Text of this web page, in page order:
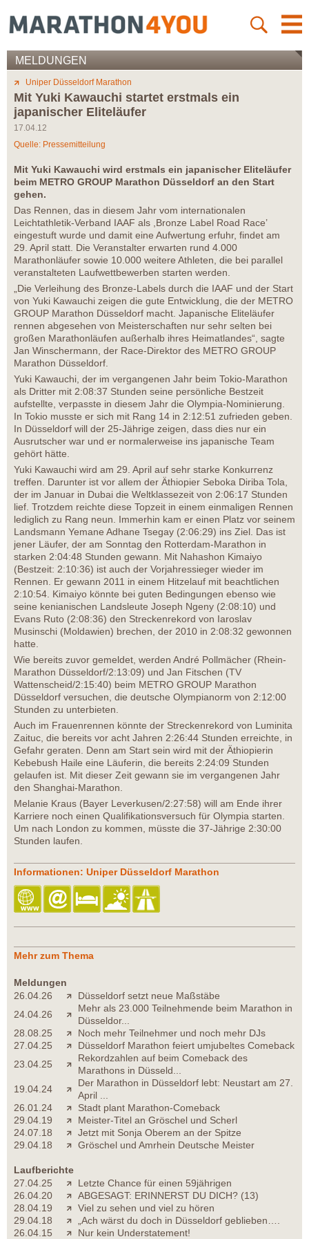
MELDUNGEN
Uniper Düsseldorf Marathon
Mit Yuki Kawauchi startet erstmals ein
japanischer Eliteläufer
17.04.12
Quelle: Pressemitteilung
Mit Yuki Kawauchi wird erstmals ein japanischer Eliteläufer
beim METRO GROUP Marathon Düsseldorf an den Start
gehen.
Das Rennen, das in diesem Jahr vom internationalen
Leichtathletik-Verband IAAF als ,Bronze Label Road Race’
eingestuft wurde und damit eine Aufwertung erfuhr, findet am
29. April statt. Die Veranstalter erwarten rund 4.000
Marathonläufer sowie 10.000 weitere Athleten, die bei parallel
veranstalteten Laufwettbewerben starten werden.
„Die Verleihung des Bronze-Labels durch die IAAF und der Start
von Yuki Kawauchi zeigen die gute Entwicklung, die der METRO
GROUP Marathon Düsseldorf macht. Japanische Eliteläufer
rennen abgesehen von Meisterschaften nur sehr selten bei
großen Marathonläufen außerhalb ihres Heimatlandes“, sagte
Jan Winschermann, der Race-Direktor des METRO GROUP
Marathon Düsseldorf.
Yuki Kawauchi, der im vergangenen Jahr beim Tokio-Marathon
als Dritter mit 2:08:37 Stunden seine persönliche Bestzeit
aufstellte, verpasste in diesem Jahr die Olympia-Nominierung.
In Tokio musste er sich mit Rang 14 in 2:12:51 zufrieden geben.
In Düsseldorf will der 25-Jährige zeigen, dass dies nur ein
Ausrutscher war und er normalerweise ins japanische Team
gehört hätte.
Yuki Kawauchi wird am 29. April auf sehr starke Konkurrenz
treffen. Darunter ist vor allem der Äthiopier Seboka Diriba Tola,
der im Januar in Dubai die Weltklassezeit von 2:06:17 Stunden
lief. Trotzdem reichte diese Topzeit in einem einmaligen Rennen
lediglich zu Rang neun. Immerhin kam er einen Platz vor seinem
Landsmann Yemane Adhane Tsegay (2:06:29) ins Ziel. Das ist
jener Läufer, der am Sonntag den Rotterdam-Marathon in
starken 2:04:48 Stunden gewann. Mit Nahashon Kimaiyo
(Bestzeit: 2:10:36) ist auch der Vorjahressieger wieder im
Rennen. Er gewann 2011 in einem Hitzelauf mit beachtlichen
2:10:54. Kimaiyo könnte bei guten Bedingungen ebenso wie
seine kenianischen Landsleute Joseph Ngeny (2:08:10) und
Evans Ruto (2:08:36) den Streckenrekord von Iaroslav
Musinschi (Moldawien) brechen, der 2010 in 2:08:32 gewonnen
hatte.
Wie bereits zuvor gemeldet, werden André Pollmächer (Rhein-
Marathon Düsseldorf/2:13:09) und Jan Fitschen (TV
Wattenscheid/2:15:40) beim METRO GROUP Marathon
Düsseldorf versuchen, die deutsche Olympianorm von 2:12:00
Stunden zu unterbieten.
Auch im Frauenrennen könnte der Streckenrekord von Luminita
Zaituc, die bereits vor acht Jahren 2:26:44 Stunden erreichte, in
Gefahr geraten. Denn am Start sein wird mit der Äthiopierin
Kebebush Haile eine Läuferin, die bereits 2:24:09 Stunden
gelaufen ist. Mit dieser Zeit gewann sie im vergangenen Jahr
den Shanghai-Marathon.
Melanie Kraus (Bayer Leverkusen/2:27:58) will am Ende ihrer
Karriere noch einen Qualifikationsversuch für Olympia starten.
Um nach London zu kommen, müsste die 37-Jährige 2:30:00
Stunden laufen.
Informationen: Uniper Düsseldorf Marathon
Mehr zum Thema
Meldungen
26.04.26
Düsseldorf setzt neue Maßstäbe
24.04.26
Mehr als 23.000 Teilnehmende beim Marathon in
Düsseldor...
28.08.25
Noch mehr Teilnehmer und noch mehr DJs
27.04.25
Düsseldorf Marathon feiert umjubeltes Comeback
23.04.25
Rekordzahlen auf beim Comeback des
Marathons in Düsseld...
19.04.24
Der Marathon in Düsseldorf lebt: Neustart am 27.
April ...
26.01.24
Stadt plant Marathon-Comeback
29.04.19
Meister-Titel an Gröschel und Scherl
24.07.18
Jetzt mit Sonja Oberem an der Spitze
29.04.18
Gröschel und Amrhein Deutsche Meister
Laufberichte
27.04.25
Letzte Chance für einen 59jährigen
26.04.20
ABGESAGT: ERINNERST DU DICH? (13)
28.04.19
Viel zu sehen und viel zu hören
29.04.18
„Ach wärst du doch in Düsseldorf geblieben….
26.04.15
Nur kein Understatement!